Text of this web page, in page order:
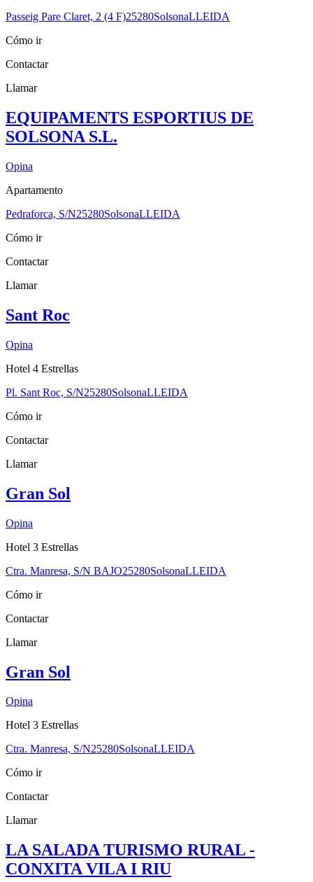
Passeig Pare Claret, 2 (4 F)25280SolsonaLLEIDA
Cómo ir
Contactar
Llamar
EQUIPAMENTS ESPORTIUS DE
SOLSONA S.L.
Opina
Apartamento
Pedraforca, S/N25280SolsonaLLEIDA
Cómo ir
Contactar
Llamar
Sant Roc
Opina
Hotel 4 Estrellas
Pl. Sant Roc, S/N25280SolsonaLLEIDA
Cómo ir
Contactar
Llamar
Gran Sol
Opina
Hotel 3 Estrellas
Ctra. Manresa, S/N BAJO25280SolsonaLLEIDA
Cómo ir
Contactar
Llamar
Gran Sol
Opina
Hotel 3 Estrellas
Ctra. Manresa, S/N25280SolsonaLLEIDA
Cómo ir
Contactar
Llamar
LA SALADA TURISMO RURAL -
CONXITA VILA I RIU